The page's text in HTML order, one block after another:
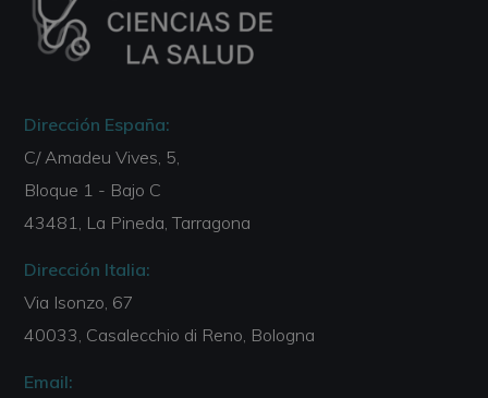
Dirección España:
C/ Amadeu Vives, 5,
Bloque 1 - Bajo C
43481, La Pineda, Tarragona
Dirección Italia:
Via Isonzo, 67
40033, Casalecchio di Reno, Bologna
Email: